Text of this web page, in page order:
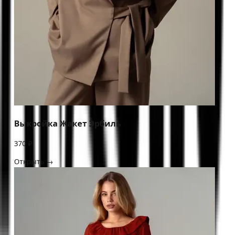
Выкройка Жакет Эрбиль
370 ₽
Открыть →